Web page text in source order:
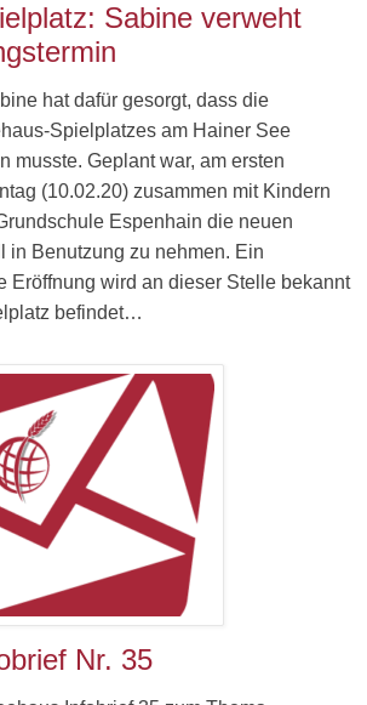
Sabine verweht
hat dafür gesorgt, dass die
Spielplatzes am Hainer See
musste. Geplant war, am ersten
(10.02.20) zusammen mit Kindern
Espenhain die neuen
in Benutzung zu nehmen. Ein
Eröffnung wird an dieser Stelle bekannt
befindet…
Nr. 35